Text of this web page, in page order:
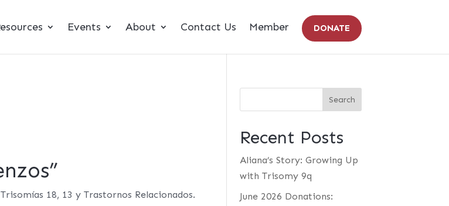
Events About Contact Us Member DONATE
18, 13 y Trastornos Relacionados.
Recent Posts
Aliana’s Story: Growing Up
with Trisomy 9q
June 2026 Donations: